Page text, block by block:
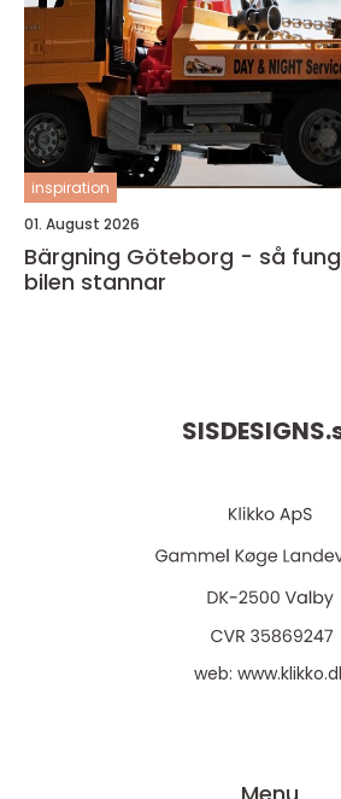
inspiration
01. August 2026
Bärgning Göteborg - så
bilen stannar
SISDESIGNS.
web: